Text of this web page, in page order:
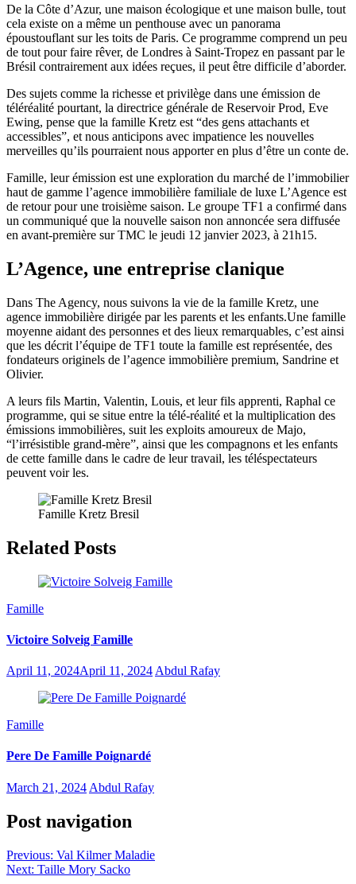
De la Côte d’Azur, une maison écologique et une maison bulle, tout
cela existe on a même un penthouse avec un panorama
époustouflant sur les toits de Paris. Ce programme comprend un peu
de tout pour faire rêver, de Londres à Saint-Tropez en passant par le
Brésil contrairement aux idées reçues, il peut être difficile d’aborder.
Des sujets comme la richesse et privilège dans une émission de
téléréalité pourtant, la directrice générale de Reservoir Prod, Eve
Ewing, pense que la famille Kretz est “des gens attachants et
accessibles”, et nous anticipons avec impatience les nouvelles
merveilles qu’ils pourraient nous apporter en plus d’être un conte de.
Famille, leur émission est une exploration du marché de l’immobilier
haut de gamme l’agence immobilière familiale de luxe L’Agence est
de retour pour une troisième saison. Le groupe TF1 a confirmé dans
un communiqué que la nouvelle saison non annoncée sera diffusée
en avant-première sur TMC le jeudi 12 janvier 2023, à 21h15.
L’Agence, une entreprise clanique
Dans The Agency, nous suivons la vie de la famille Kretz, une
agence immobilière dirigée par les parents et les enfants.Une famille
moyenne aidant des personnes et des lieux remarquables, c’est ainsi
que les décrit l’équipe de TF1 toute la famille est représentée, des
fondateurs originels de l’agence immobilière premium, Sandrine et
Olivier.
A leurs fils Martin, Valentin, Louis, et leur fils apprenti, Raphal ce
programme, qui se situe entre la télé-réalité et la multiplication des
émissions immobilières, suit les exploits amoureux de Majo,
“l’irrésistible grand-mère”, ainsi que les compagnons et les enfants
de cette famille dans le cadre de leur travail, les téléspectateurs
peuvent voir les.
Famille Kretz Bresil
Related Posts
Famille
Victoire Solveig Famille
April 11, 2024April 11, 2024 Abdul Rafay
Famille
Pere De Famille Poignardé
March 21, 2024 Abdul Rafay
Post navigation
Previous: Val Kilmer Maladie
Next: Taille Mory Sacko